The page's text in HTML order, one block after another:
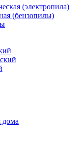
(электропила)
(бензопилы)
дома